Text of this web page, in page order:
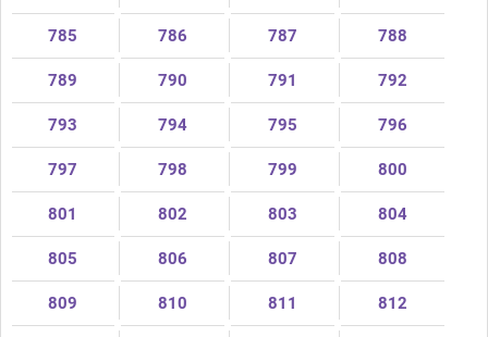
785 786 787 788
789 790 791 792
793 794 795 796
797 798 799 800
801 802 803 804
805 806 807 808
809 810 811 812